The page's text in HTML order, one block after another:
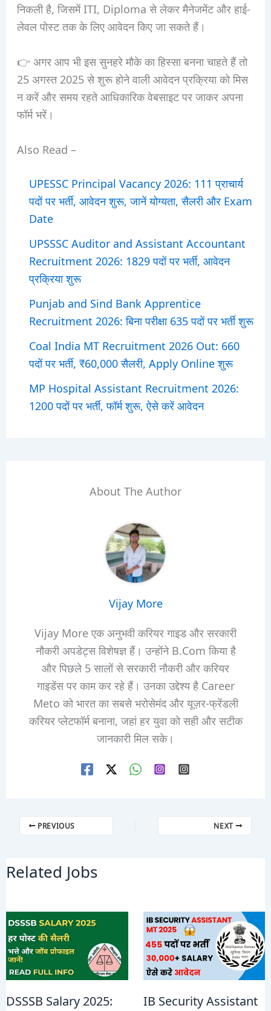
निकली है, जिसमें ITI, Diploma से लेकर मैनेजमेंट और हाई-
लेवल पोस्ट तक के लिए आवेदन किए जा सकते हैं।
👉 अगर आप भी इस सुनहरे मौके का हिस्सा बनना चाहते हैं तो
25 अगस्त 2025 से शुरू होने वाली आवेदन प्रक्रिया को मिस
न करें और समय रहते आधिकारिक वेबसाइट पर जाकर अपना
फॉर्म भरें।
Also Read –
UPESSC Principal Vacancy 2026: 111 प्राचार्य
पदों पर भर्ती, आवेदन शुरू, जानें योग्यता, सैलरी और Exam
Date
UPSSSC Auditor and Assistant Accountant
Recruitment 2026: 1829 पदों पर भर्ती, आवेदन
प्रक्रिया शुरू
Punjab and Sind Bank Apprentice
Recruitment 2026: बिना परीक्षा 635 पदों पर भर्ती शुरू
Coal India MT Recruitment 2026 Out: 660
पदों पर भर्ती, ₹60,000 सैलरी, Apply Online शुरू
MP Hospital Assistant Recruitment 2026:
1200 पदों पर भर्ती, फॉर्म शुरू, ऐसे करें आवेदन
About The Author
Vijay More
Vijay More एक अनुभवी करियर गाइड और सरकारी
नौकरी अपडेट्स विशेषज्ञ हैं। उन्होंने B.Com किया है
और पिछले 5 सालों से सरकारी नौकरी और करियर
गाइडेंस पर काम कर रहे हैं। उनका उद्देश्य है Career
Meto को भारत का सबसे भरोसेमंद और यूज़र-फ्रेंडली
करियर प्लेटफॉर्म बनाना, जहां हर युवा को सही और सटीक
जानकारी मिल सके।
PREVIOUS NEXT
Related Jobs
DSSSB Salary 2025:
IB Security Assistant